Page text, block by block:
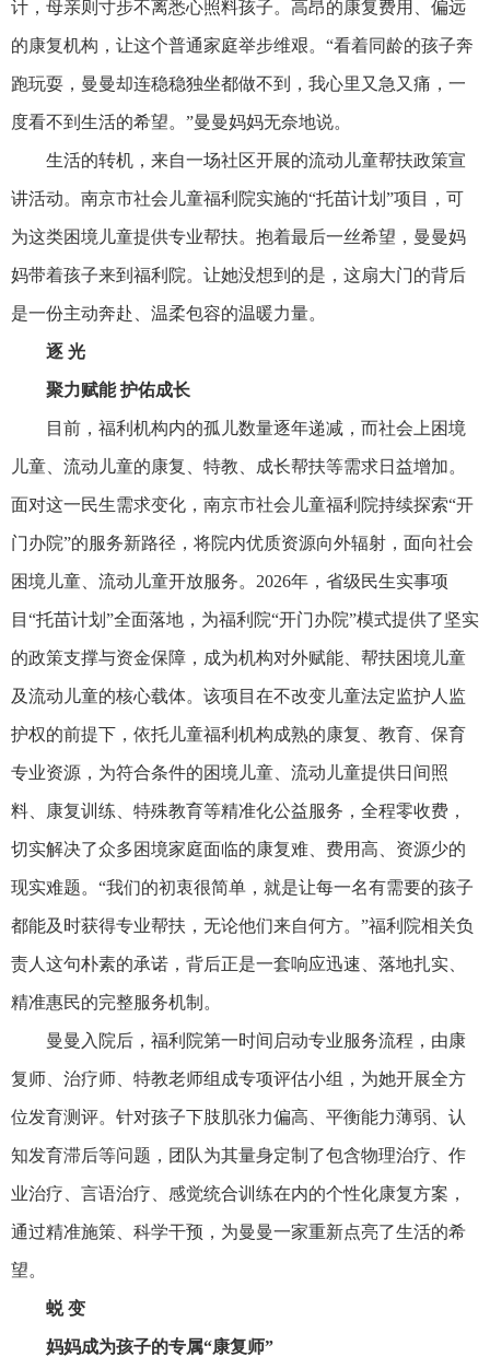
计，母亲则寸步不离悉心照料孩子。高昂的康复费用、偏远
的康复机构，让这个普通家庭举步维艰。“看着同龄的孩子奔
跑玩耍，曼曼却连稳稳独坐都做不到，我心里又急又痛，一
度看不到生活的希望。”曼曼妈妈无奈地说。
生活的转机，来自一场社区开展的流动 儿童帮扶政策宣
讲活动。南京市社会 儿童福利院实施的“托苗计划”项目，可
为这类困境 儿童提供专业帮扶。抱着最后一丝希望，曼曼妈
妈带着孩子来到福利院。让她没想到的是，这扇大门的背后
是一份主动奔赴、温柔包容的温暖力量。
逐 光
聚力赋能 护佑成长
目前，福利机构内的孤儿数量逐年递减，而社会上困境
儿童 、流动 儿童的康复 、特教、成长帮扶等需求日益增加。
面对这一民生需求变化，南京市社会 儿童福利院持续探索“开
门办院”的服务新路径，将院内优质资源向外辐射，面向社会
困境 儿童 、流动 儿童开放服务。2026年，省级民生实事项
目“托苗计划”全面落地，为福利院“开门办院”模式提供了坚实
的政策支撑与资金保障，成为机构对外赋能、帮扶困境 儿童
及流动 儿童的核心载体。该项目在不改变 儿童法定监护人监
护权的前提下，依托 儿童福利机构成熟的康复 、教育、保育
专业资源，为符合条件的困境 儿童 、流动 儿童提供日间照
料、 康复训练、特殊教育等精准化公益服务 ，全程零收费，
切实解决了众多困境家庭面临的康复难、费用高、资源少的
现实难题。“我们的初衷很简单，就是让每一名有需要的孩子
都能及时获得专业帮扶，无论他们来自何方。”福利院相关负
责人这句朴素的承诺，背后正是一套响应迅速、落地扎实、
精准惠民的完整服务机制。
曼曼入院后，福利院第一时间启动专业服务流程，由康
复师、治疗师、特教老师组成专项评估小组，为她开展全方
位发育测评。针对孩子下肢肌张力偏高、平衡能力薄弱、认
知发育滞后等问题，团队为其量身定制了包含物理治疗、作
业治疗、言语治疗、感觉统合训练在内的个性化康复方案，
通过精准施策、科学干预，为曼曼一家重新点亮了生活的希
望。
蜕 变
妈妈成为孩子的专属“康复师”